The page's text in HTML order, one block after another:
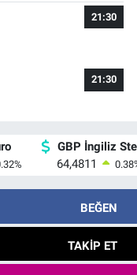
21:30
21:30
%
GBP İngiliz
64,4811
0.38
BEĞEN
TAKIP ET